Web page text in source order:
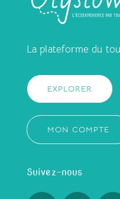
La plateforme du
EXPLORER
MON COMPTE
Suivez-nous